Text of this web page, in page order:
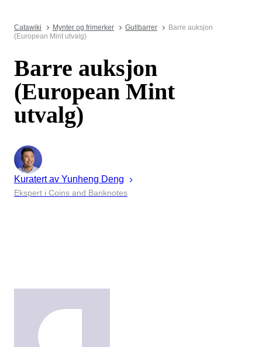
Catawiki Mynter og frimerker Gullbarrer
Barre auksjon
(European Mint utvalg)
Barre auksjon
(European Mint
utvalg)
Kuratert av Yunheng Deng
Ekspert i Coins and Banknotes